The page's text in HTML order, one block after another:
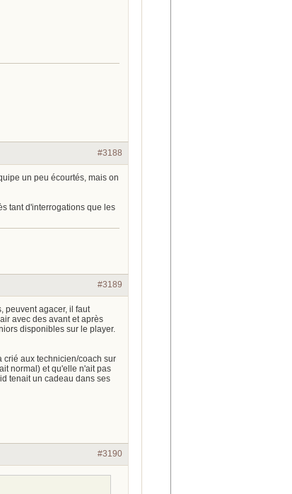
#3188
un peu écourtés, mais on
tant d'interrogations que les
#3189
peuvent agacer, il faut
avec des avant et après
disponibles sur le player.
crié aux technicien/coach sur
normal) et qu'elle n'ait pas
tenait un cadeau dans ses
#3190